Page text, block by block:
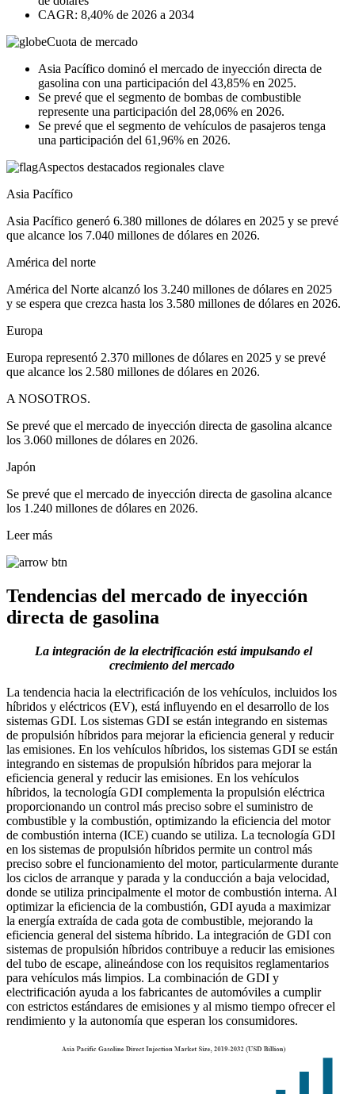
CAGR: 8,40% de 2026 a 2034
Cuota de mercado
Asia Pacífico dominó el mercado de inyección directa de
gasolina con una participación del 43,85% en 2025.
Se prevé que el segmento de bombas de combustible
represente una participación del 28,06% en 2026.
Se prevé que el segmento de vehículos de pasajeros tenga
una participación del 61,96% en 2026.
Aspectos destacados regionales clave
Asia Pacífico
Asia Pacífico generó 6.380 millones de dólares en 2025 y se prevé
que alcance los 7.040 millones de dólares en 2026.
América del norte
América del Norte alcanzó los 3.240 millones de dólares en 2025
y se espera que crezca hasta los 3.580 millones de dólares en 2026.
Europa
Europa representó 2.370 millones de dólares en 2025 y se prevé
que alcance los 2.580 millones de dólares en 2026.
A NOSOTROS.
Se prevé que el mercado de inyección directa de gasolina alcance
los 3.060 millones de dólares en 2026.
Japón
Se prevé que el mercado de inyección directa de gasolina alcance
los 1.240 millones de dólares en 2026.
Leer más
Tendencias del mercado de inyección
directa de gasolina
La integración de la electrificación está impulsando el
crecimiento del mercado
La tendencia hacia la electrificación de los vehículos, incluidos los
híbridos y eléctricos (EV), está influyendo en el desarrollo de los
sistemas GDI. Los sistemas GDI se están integrando en sistemas
de propulsión híbridos para mejorar la eficiencia general y reducir
las emisiones. En los vehículos híbridos, los sistemas GDI se están
integrando en sistemas de propulsión híbridos para mejorar la
eficiencia general y reducir las emisiones. En los vehículos
híbridos, la tecnología GDI complementa la propulsión eléctrica
proporcionando un control más preciso sobre el suministro de
combustible y la combustión, optimizando la eficiencia del motor
de combustión interna (ICE) cuando se utiliza. La tecnología GDI
en los sistemas de propulsión híbridos permite un control más
preciso sobre el funcionamiento del motor, particularmente durante
los ciclos de arranque y parada y la conducción a baja velocidad,
donde se utiliza principalmente el motor de combustión interna. Al
optimizar la eficiencia de la combustión, GDI ayuda a maximizar
la energía extraída de cada gota de combustible, mejorando la
eficiencia general del sistema híbrido. La integración de GDI con
sistemas de propulsión híbridos contribuye a reducir las emisiones
del tubo de escape, alineándose con los requisitos reglamentarios
para vehículos más limpios. La combinación de GDI y
electrificación ayuda a los fabricantes de automóviles a cumplir
con estrictos estándares de emisiones y al mismo tiempo ofrecer el
rendimiento y la autonomía que esperan los consumidores.